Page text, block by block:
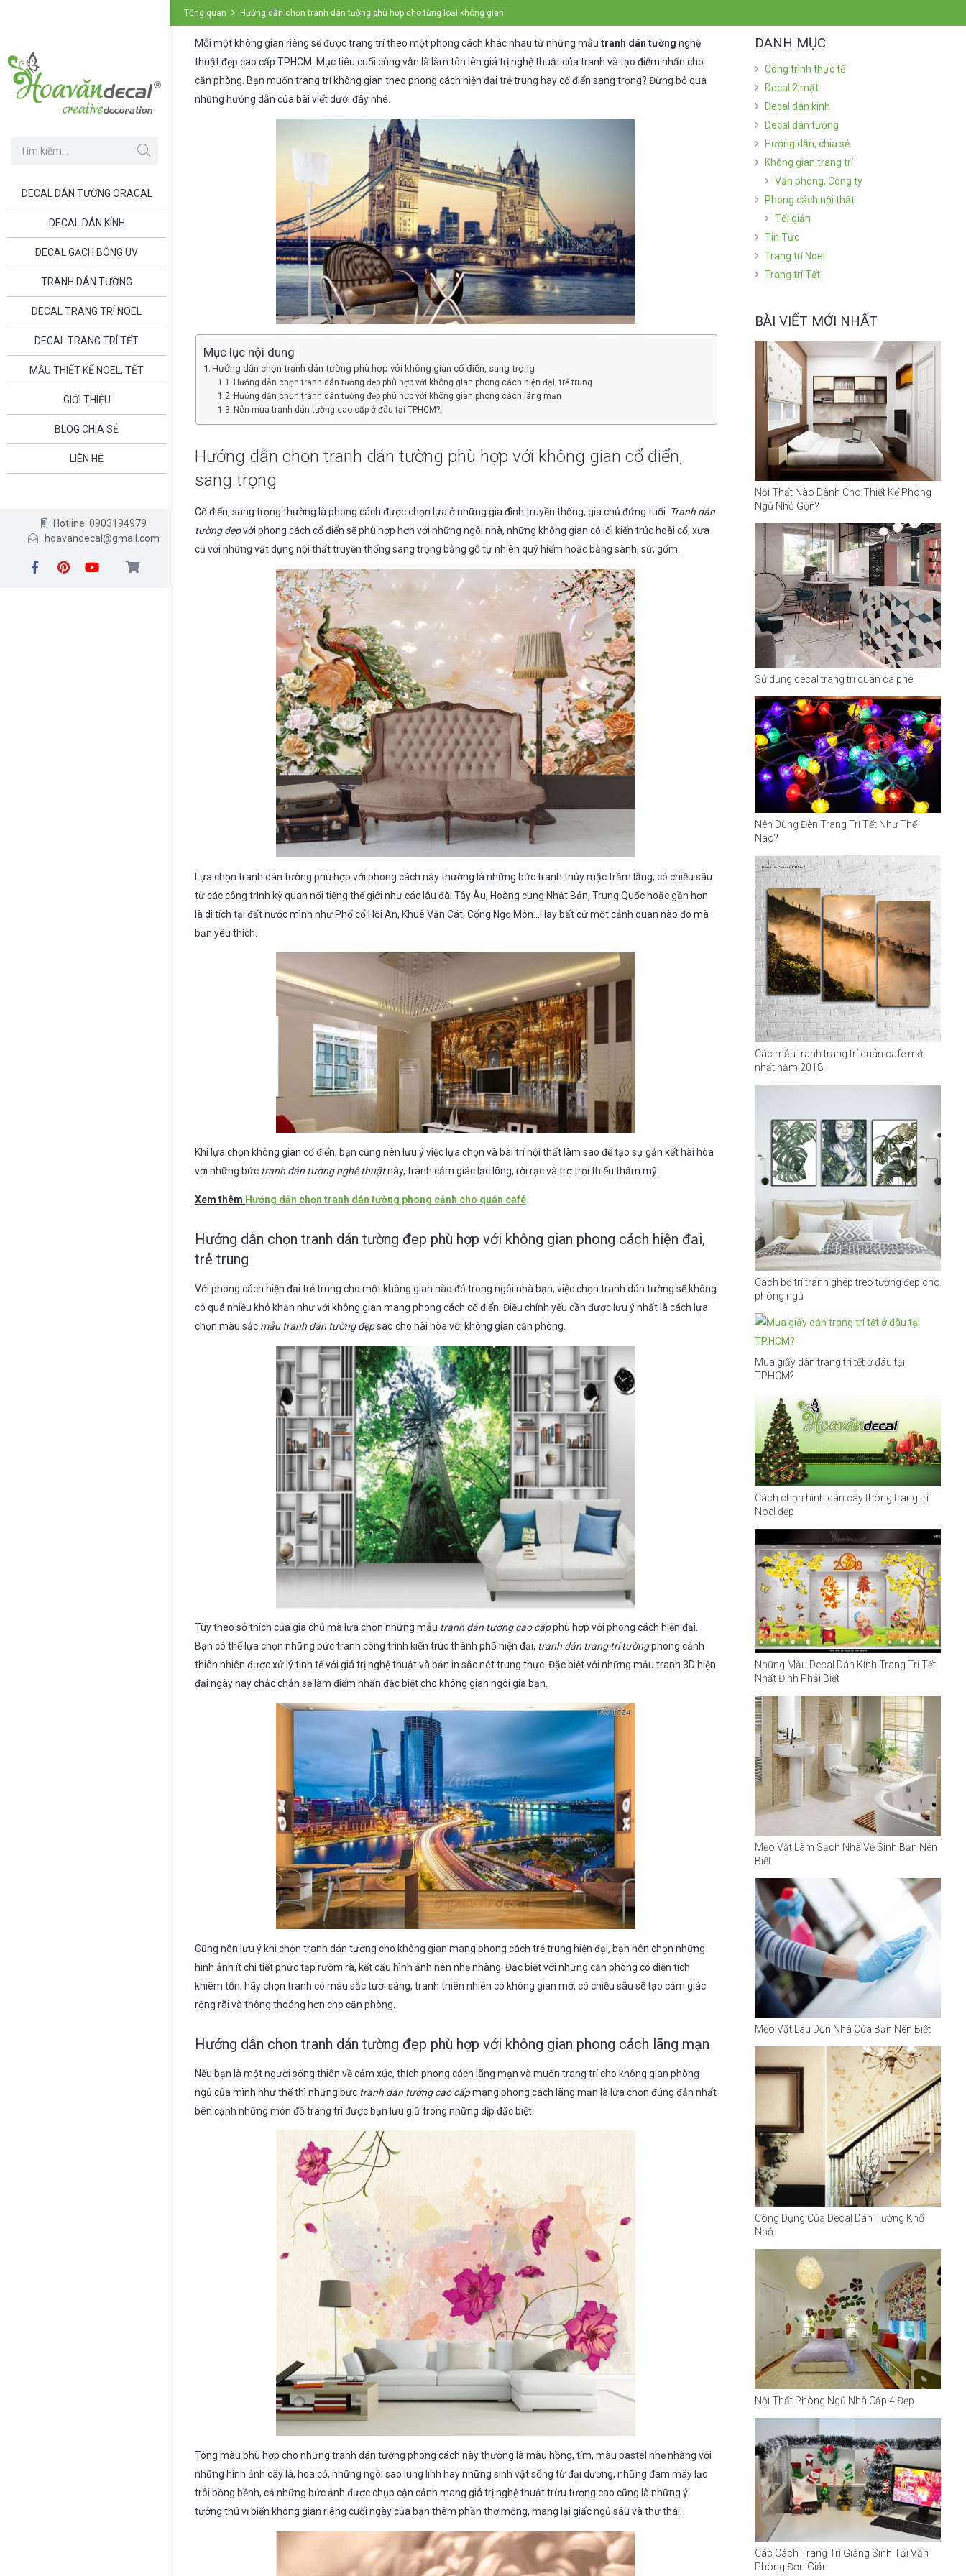
DECAL DÁN TƯỜNG ORACAL
DECAL DÁN KÍNH
DECAL GẠCH BÔNG UV
TRANH DÁN TƯỜNG
DECAL TRANG TRÍ NOEL
DECAL TRANG TRÍ TẾT
MẪU THIẾT KẾ NOEL, TẾT
GIỚI THIỆU
BLOG CHIA SẺ
LIÊN HỆ
Hotline: 0903194979
hoavandecal@gmail.com
Tổng quan Hướng dẫn chọn tranh dán tường phù hợp cho từng loại không gian
Mỗi một không gian riêng sẽ được trang trí theo một phong cách khác nhau từ những mẫu tranh dán tường nghệ
thuật đẹp cao cấp TPHCM. Mục tiêu cuối cùng vẫn là làm tôn lên giá trị nghệ thuật của tranh và tạo điểm nhấn cho
căn phòng. Bạn muốn trang trí không gian theo phong cách hiện đại trẻ trung hay cổ điển sang trọng? Đừng bỏ qua
những hướng dẫn của bài viết dưới đây nhé.
Mục lục nội dung
Hướng dẫn chọn tranh dán tường phù hợp với không gian cổ điển, sang trọng
Hướng dẫn chọn tranh dán tường đẹp phù hợp với không gian phong cách hiện đại, trẻ trung
Hướng dẫn chọn tranh dán tường đẹp phù hợp với không gian phong cách lãng mạn
Nên mua tranh dán tường cao cấp ở đâu tại TPHCM?
Hướng dẫn chọn tranh dán tường phù hợp với không gian cổ điển,
sang trọng
Cổ điển, sang trọng thường là phong cách được chọn lựa ở những gia đình truyền thống, gia chủ đứng tuổi. Tranh dán
tường đẹpvới phong cách cổ điển sẽ phù hợp hơn với những ngôi nhà, những không gian có lối kiến trúc hoài cổ, xưa
cũ với những vật dụng nội thất truyền thống sang trọng bằng gỗ tự nhiên quý hiếm hoặc bằng sành, sứ, gốm.
Lựa chọn tranh dán tường phù hợp với phong cách này thường là những bức tranh thủy mặc trầm lắng, có chiều sâu
từ các công trình kỳ quan nổi tiếng thế giới như các lâu đài Tây Âu, Hoàng cung Nhật Bản, Trung Quốc hoặc gần hơn
là di tích tại đất nước mình như Phố cổ Hội An, Khuê Văn Cát, Cổng Ngọ Môn…Hay bất cứ một cảnh quan nào đó mà
bạn yêu thích.
Khi lựa chọn không gian cổ điển, bạn cũng nên lưu ý việc lựa chọn và bài trí nội thất làm sao để tạo sự gắn kết hài hòa
với những bức tranh dán tường nghệ thuậtnày, tránh cảm giác lạc lõng, rời rạc và trơ trọi thiếu thẩm mỹ.
Xem thêm Hướng dẫn chọn tranh dán tường phong cảnh cho quán café
Hướng dẫn chọn tranh dán tường đẹp phù hợp với không gian phong cách hiện đại,
trẻ trung
Với phong cách hiện đại trẻ trung cho một không gian nào đó trong ngôi nhà bạn, việc chọn tranh dán tường sẽ không
có quá nhiều khó khăn như với không gian mang phong cách cổ điển. Điều chính yếu cần được lưu ý nhất là cách lựa
chọn màu sắc mẫu tranh dán tường đẹpsao cho hài hòa với không gian căn phòng.
Tùy theo sở thích của gia chủ mà lựa chọn những mẫu tranh dán tường cao cấpphù hợp với phong cách hiện đại.
Bạn có thể lựa chọn những bức tranh công trình kiến trúc thành phố hiện đại, tranh dán trang trí tườngphong cảnh
thiên nhiên được xử lý tinh tế với giá trị nghệ thuật và bản in sắc nét trung thực. Đặc biệt với những mẫu tranh 3D hiện
đại ngày nay chắc chắn sẽ làm điểm nhấn đặc biệt cho không gian ngôi gia bạn.
Cũng nên lưu ý khi chọn tranh dán tường cho không gian mang phong cách trẻ trung hiện đại, bạn nên chọn những
hình ảnh ít chi tiết phức tạp rườm rà, kết cấu hình ảnh nên nhẹ nhàng. Đặc biệt với những căn phòng có diện tích
khiêm tốn, hãy chọn tranh có màu sắc tươi sáng, tranh thiên nhiên có không gian mở, có chiều sâu sẽ tạo cảm giác
rộng rãi và thông thoáng hơn cho căn phòng.
Hướng dẫn chọn tranh dán tường đẹp phù hợp với không gian phong cách lãng mạn
Nếu bạn là một người sống thiên về cảm xúc, thích phong cách lãng mạn và muốn trang trí cho không gian phòng
ngủ của mình như thế thì những bức tranh dán tường cao cấpmang phong cách lãng mạn là lựa chọn đúng đắn nhất
bên cạnh những món đồ trang trí được bạn lưu giữ trong những dịp đặc biệt.
Tông màu phù hợp cho những tranh dán tường phong cách này thường là màu hồng, tím, màu pastel nhẹ nhàng với
những hình ảnh cây lá, hoa cỏ, những ngôi sao lung linh hay những sinh vật sống từ đại dương, những đám mây lạc
trôi bồng bềnh, cả những bức ảnh được chụp cận cảnh mang giá trị nghệ thuật trừu tượng cao cũng là những ý
tưởng thú vị biến không gian riêng cuối ngày của bạn thêm phần thơ mộng, mang lại giấc ngủ sâu và thư thái.
DANH MỤC
Công trình thực tế
Decal 2 mặt
Decal dán kính
Decal dán tường
Hướng dẫn, chia sẻ
Không gian trang trí
Văn phòng, Công ty
Phong cách nội thất
Tối giản
Tin Tức
Trang trí Noel
Trang trí Tết
BÀI VIẾT MỚI NHẤT
Nội Thất Nào Dành Cho Thiết Kế Phòng
Ngủ Nhỏ Gọn?
Sử dụng decal trang trí quán cà phê
Nên Dùng Đèn Trang Trí Tết Như Thế
Nào?
Các mẫu tranh trang trí quán cafe mới
nhất năm 2018
Cách bố trí tranh ghép treo tường đẹp cho
phòng ngủ
Mua giấy dán trang trí tết ở đâu tại
TPHCM?
Cách chọn hình dán cây thông trang trí
Noel đẹp
Những Mẫu Decal Dán Kính Trang Trí Tết
Nhất Định Phải Biết
Mẹo Vặt Làm Sạch Nhà Vệ Sinh Bạn Nên
Biết
Mẹo Vặt Lau Dọn Nhà Cửa Bạn Nên Biết
Công Dụng Của Decal Dán Tường Khổ
Nhỏ
Nội Thất Phòng Ngủ Nhà Cấp 4 Đẹp
Các Cách Trang Trí Giáng Sinh Tại Văn
Phòng Đơn Giản